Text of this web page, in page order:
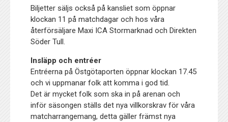
Biljetter säljs också på kansliet som öppnar
klockan 11 på matchdagar och hos våra
återförsäljare Maxi ICA Stormarknad och Direkten
Söder Tull.
Insläpp och entréer
Entréerna på Östgötaporten öppnar klockan 17.45
och vi uppmanar folk att komma i god tid.
Det är mycket folk som ska in på arenan och
inför säsongen ställs det nya villkorskrav för våra
matcharrangemang, detta gäller främst nya